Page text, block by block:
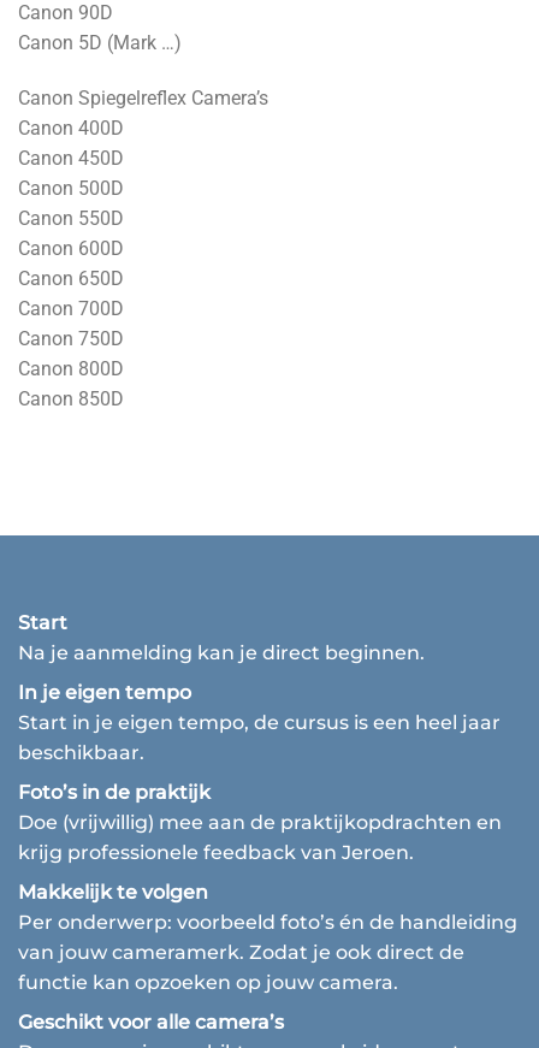
Canon 90D
Canon 5D (Mark …)
Canon Spiegelreflex Camera’s
Canon 400D
Canon 450D
Canon 500D
Canon 550D
Canon 600D
Canon 650D
Canon 700D
Canon 750D
Canon 800D
Canon 850D
Start
Na je aanmelding kan je direct beginnen.
In je eigen tempo
Start in je eigen tempo, de cursus is een heel jaar
beschikbaar.
Foto’s in de praktijk
Doe (vrijwillig) mee aan de praktijkopdrachten en
krijg professionele feedback van Jeroen.
Makkelijk te volgen
Per onderwerp: voorbeeld foto’s én de handleiding
van jouw cameramerk. Zodat je ook direct de
functie kan opzoeken op jouw camera.
Geschikt voor alle camera’s